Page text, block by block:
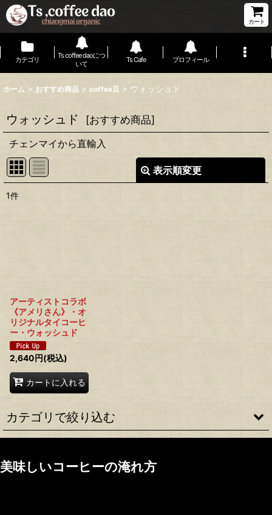
カート
カテゴリ
Ts coffee daoにつ
いて
Ts Cafe プロフィール
ホーム > おすすめ商品 > coffee豆 > ウォッシュド
ウォッシュド [おすすめ商品]
チェンマイから直輸入
表示順変更
1件
アーティストコラボ
《アメリさん》・オ
リジナルタイコーヒ
ー・ウォッシュド
2,640 円(税込)
カートに入れる
カテゴリで絞り込む
美味しいコーヒーの淹れ方